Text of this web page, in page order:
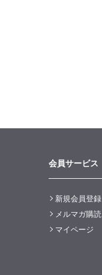
会員サービス
新規会員登録
メルマガ購読
マイページ